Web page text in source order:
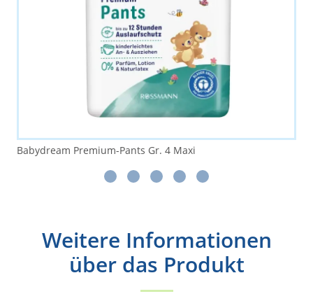
Babydream Premium-Pants Gr. 4 Maxi
Weitere Informationen
über das Produkt